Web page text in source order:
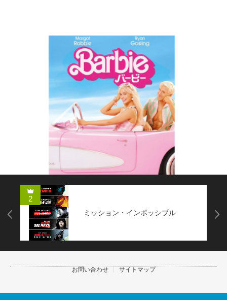
2
ミッション・インポッシブル
Next
お問い合わせ サイトマップ